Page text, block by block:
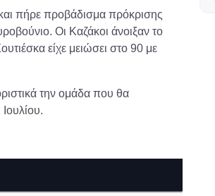
πήρε προβάδισμα πρόκρισης
Οι Καζάκοι άνοιξαν το
είχε μειώσει στο 90 με
την ομάδα που θα